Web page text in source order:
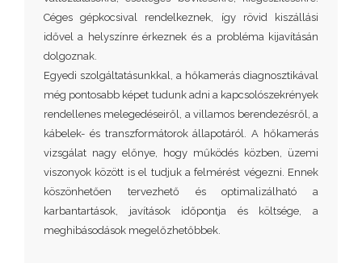
Céges gépkocsival rendelkeznek, így rövid kiszállási
idővel a helyszínre érkeznek és a probléma kijavításán
dolgoznak.
Egyedi szolgáltatásunkkal, a hőkamerás diagnosztikával
még pontosabb képet tudunk adni a kapcsolószekrények
rendellenes melegedéseiről, a villamos berendezésről, a
kábelek- és transzformátorok állapotáról. A hőkamerás
vizsgálat nagy előnye, hogy működés közben, üzemi
viszonyok között is el tudjuk a felmérést végezni. Ennek
köszönhetően tervezhető és optimalizálható a
karbantartások, javítások időpontja és költsége, a
meghibásodások megelőzhetőbbek.